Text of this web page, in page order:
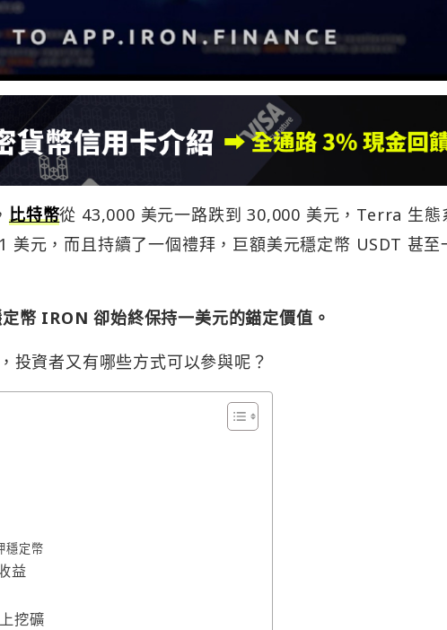
比特幣從 43,000 美元一路跌到 30,000 美元，Terra 生態
美元，而且持續了一個禮拜，巨額美元穩定幣 USDT 甚至
幣 IRON 卻始終保持一美元的錨定價值。
資者又有哪些方式可以參與呢？
穩定幣
益
挖礦